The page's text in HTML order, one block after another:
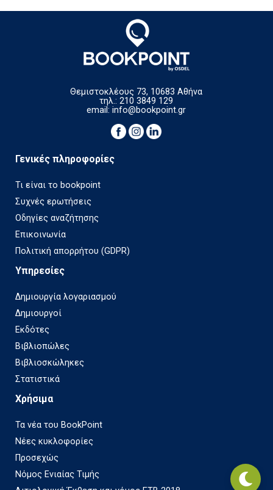
Θεμιστοκλέους 73, 10683 Αθήνα
τηλ.: 210 3849 129
email:info@bookpoint.gr
Γενικές πληροφορίες
Τι είναι το bookpoint
Συχνές ερωτήσεις
Οδηγίες αναζήτησης
Επικοινωνία
Πολιτική απορρήτου (GDPR)
Υπηρεσίες
Δημιουργία λογαριασμού
Δημιουργοί
Εκδότες
Βιβλιοπώλες
Βιβλιοσκώληκες
Στατιστικά
Χρήσιμα
Τα νέα του BookPoint
Νέες κυκλοφορίες
Προσεχώς
Νόμος Ενιαίας Τιμής